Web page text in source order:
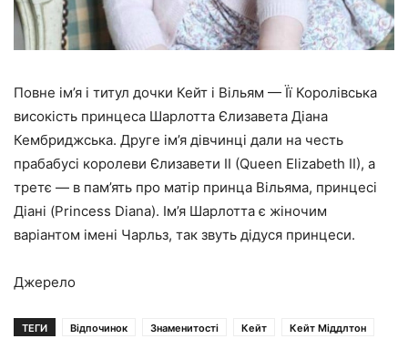
Повне ім’я і титул дочки Кейт і Вільям — Її Королівська
високість принцеса Шарлотта Єлизавета Діана
Кембриджська. Друге ім’я дівчинці дали на честь
прабабусі королеви Єлизавети II (Queen Elizabeth II), а
третє — в пам’ять про матір принца Вільяма, принцесі
Діані (Princess Diana). Ім’я Шарлотта є жіночим
варіантом імені Чарльз, так звуть дідуся принцеси.
Джерело
ТЕГИ Відпочинок Знаменитості Кейт
Кейт Міддлтон